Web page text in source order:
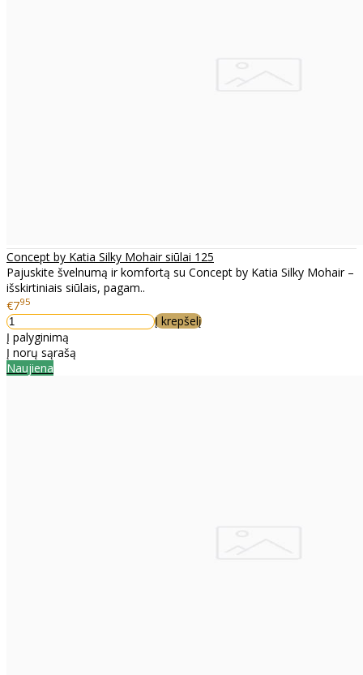
Concept by Katia Silky Mohair siūlai 125
Pajuskite švelnumą ir komfortą su Concept by Katia Silky Mohair –
išskirtiniais siūlais, pagam..
€795
Į krepšelį
Į palyginimą
Į norų sąrašą
Naujiena